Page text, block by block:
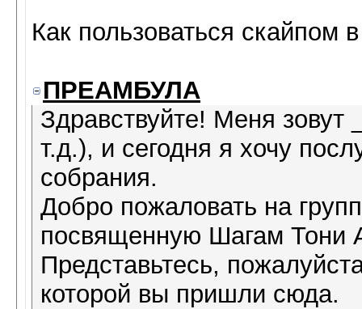
Как пользоваться скайпом
ПРЕАМБУЛА
Здравствуйте! Меня
т.д.), и сегодня я хочу
собрания.
Добро пожаловать на
посвященную Шагам Тони
Представьтесь,
которой вы пришли сюда.